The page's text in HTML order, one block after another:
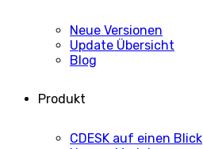
Neue Versionen
Update Übersicht
Blog
Produkt
CDESK auf einen Blick